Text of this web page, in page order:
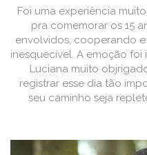
Foi uma experiência
pra comemorar os 15
envolvidos, cooperando
inesquecível. A emoção foi
Luciana muito
registrar esse dia tão
seu caminho seja